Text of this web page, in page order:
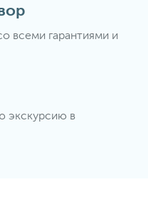
всеми гарантиями и
экскурсию в